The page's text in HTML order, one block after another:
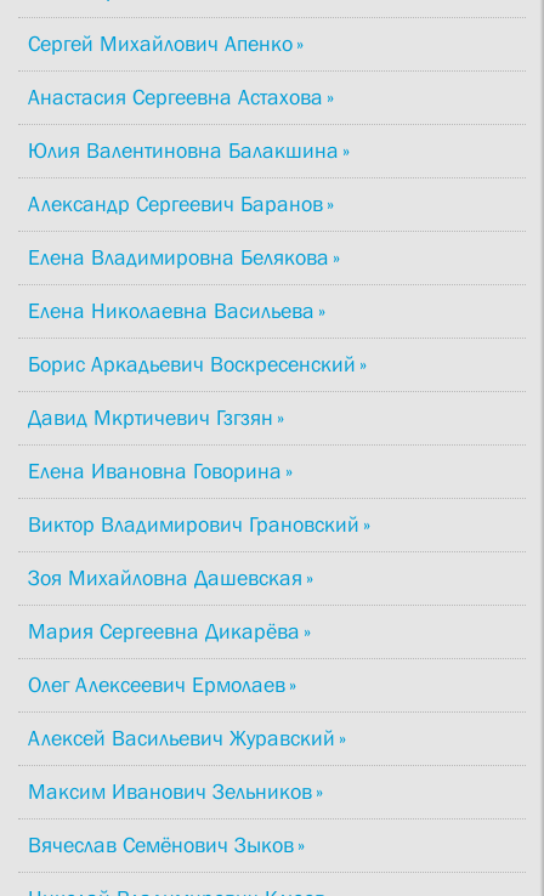
Сергей Михайлович Апенко
Анастасия Сергеевна Астахова
Юлия Валентиновна Балакшина
Александр Сергеевич Баранов
Елена Владимировна Белякова
Елена Николаевна Васильева
Борис Аркадьевич Воскресенский
Давид Мкртичевич Гзгзян
Елена Ивановна Говорина
Виктор Владимирович Грановский
Зоя Михайловна Дашевская
Мария Сергеевна Дикарёва
Олег Алексеевич Ермолаев
Алексей Васильевич Журавский
Максим Иванович Зельников
Вячеслав Семёнович Зыков